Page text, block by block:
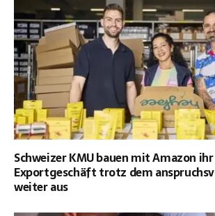
Schweizer KMU bauen mit Amazon ihr
Exportgeschäft trotz dem
weiter aus